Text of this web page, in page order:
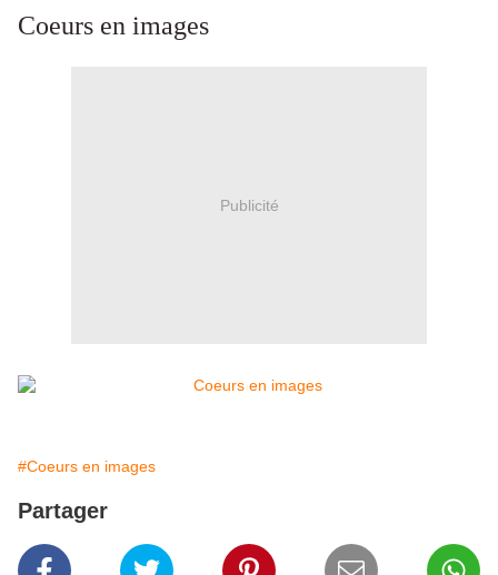
Coeurs en images
Publicité
#Coeurs en images
Partager